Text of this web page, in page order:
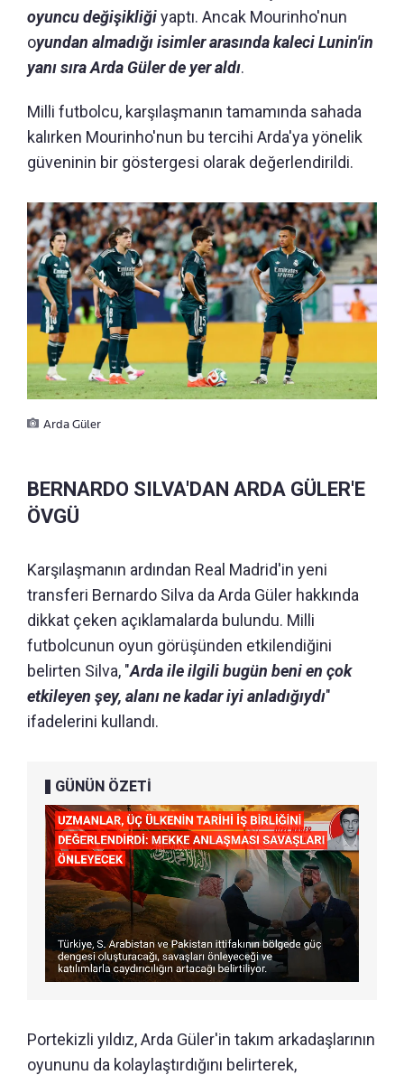
oyuncu değişikliğiyaptı. Ancak Mourinho'nun
oyundan almadığı isimler arasında kaleci Lunin'in
yanı sıra Arda Güler de yer aldı.
Milli futbolcu, karşılaşmanın tamamında sahada
kalırken Mourinho'nun bu tercihi Arda'ya yönelik
güveninin bir göstergesi olarak değerlendirildi.
Arda Güler
BERNARDO SILVA'DAN ARDA GÜLER'E
ÖVGÜ
Karşılaşmanın ardından Real Madrid'in yeni
transferi Bernardo Silva da Arda Güler hakkında
dikkat çeken açıklamalarda bulundu. Milli
futbolcunun oyun görüşünden etkilendiğini
belirten Silva, "Arda ile ilgili bugün beni en çok
etkileyen şey, alanı ne kadar iyi anladığıydı"
ifadelerini kullandı.
GÜNÜN ÖZETİ
Portekizli yıldız, Arda Güler'in takım arkadaşlarının
oyununu da kolaylaştırdığını belirterek,